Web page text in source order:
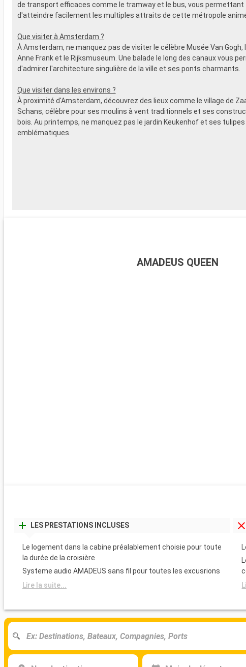
de transport efficaces comme le tramway et le bus, vous permettant
d'atteindre facilement les multiples attraits de cette métropole
Que visiter à Amsterdam ?
À Amsterdam, ne manquez pas de visiter le célèbre Musée Van Gogh,
Anne Frank et le Rijksmuseum. Une balade le long des canaux vous
d'admirer l'architecture singulière de la ville et ses ponts charmants.
Que visiter dans les environs ?
À proximité d'Amsterdam, découvrez des lieux comme le village de
Schans, célèbre pour ses moulins à vent traditionnels et ses
bois. Au printemps, ne manquez pas le jardin Keukenhof et ses tulipes
emblématiques.
AMADEUS QUEEN
LES PRESTATIONS INCLUSES
Le logement dans la cabine préalablement choisie pour toute
la durée de la croisière
Systeme audio AMADEUS sans fil pour toutes les excusrions
Lire la suite...